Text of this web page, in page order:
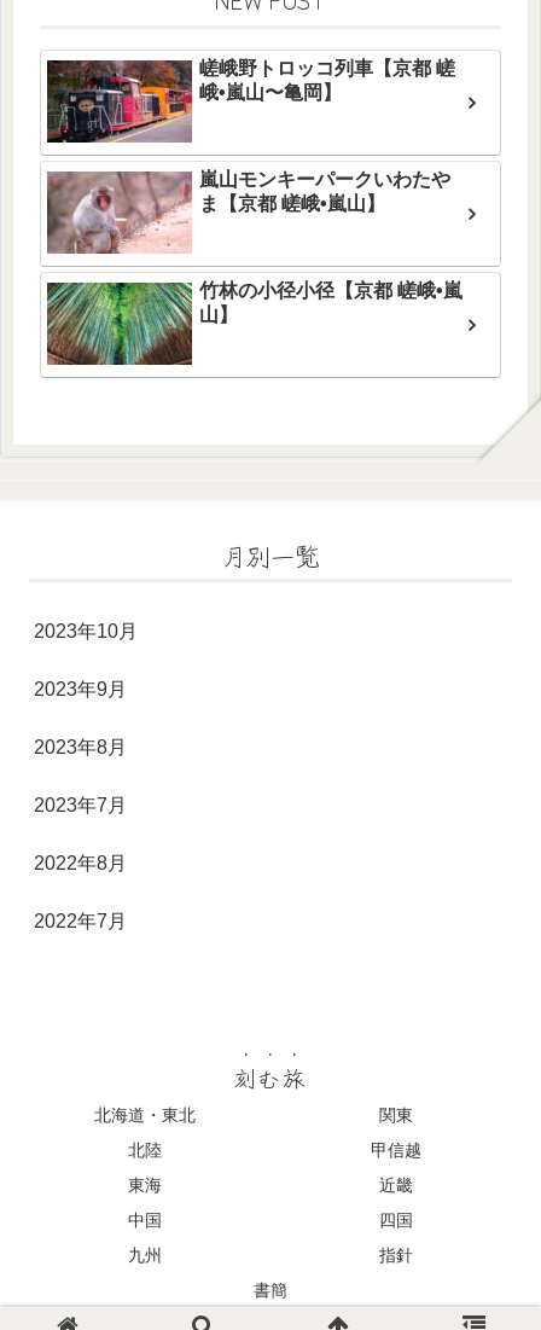
嵯峨野トロッコ列車【京都 嵯
峨•嵐山〜亀岡】
嵐山モンキーパークいわたや
ま【京都 嵯峨•嵐山】
竹林の小径小径【京都 嵯峨•嵐
山】
月別一覧
2023年10月
2023年9月
2023年8月
2023年7月
2022年8月
2022年7月
刻む旅
北海道・東北
関東
北陸
甲信越
東海
近畿
中国
四国
九州
指針
書簡